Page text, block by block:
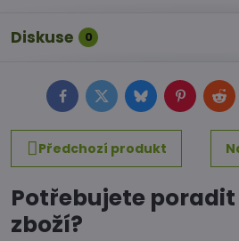
Diskuse 0
FacebookTwitterBlueskyPinterest
Předchozí produkt
Potřebujete
zboží?